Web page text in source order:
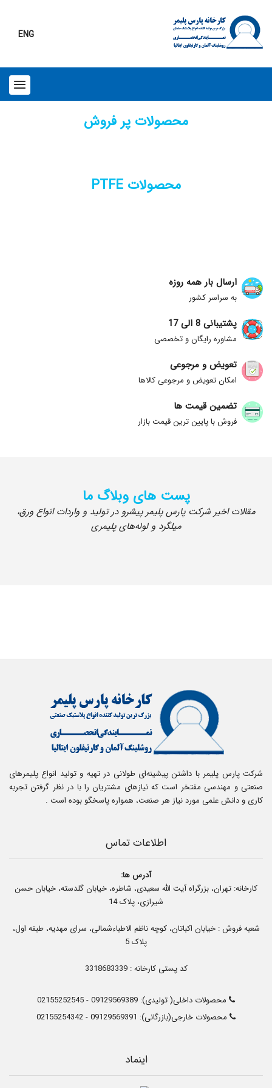
ENG
محصولات پر فروش
محصولات PTFE
ارسال بار همه روزه
به سراسر کشور
پشتیبانی 8 الی 17
مشاوره رایگان و تخصصی
تعویض و مرجوعی
امکان تعویض و مرجوعی کالاها
تضمین قیمت ها
فروش با پایین ترین قیمت بازار
پست های وبلاگ ما
مقالات اخیر شرکت پارس پلیمر پیشرو در تولید و واردات انواع ورق،
میلگرد و لوله‌های پلیمری
شرکت پارس پلیمر با داشتن پیشینه‌ای طولانی در تهیه و تولید انواع پلیمرهای
صنعتی و مهندسی مفتخر است که نیازهای مشتریان را با در نظر گرفتن تجربه
کاری و دانش علمی مورد نیاز هر صنعت، همواره پاسخگو بوده است .
اطلاعات تماس
آدرس ها:
کارخانه: تهران، بزرگراه آیت الله سعیدی، شاطره، خیابان گلدسته، خیابان حسن
شیرازی، پلاک 14
شعبه فروش : خیابان اکباتان، کوچه ناظم الاطباءشمالی، سرای مهدیه، طبقه اول،
پلاک 5
کد پستی کارخانه : 3318683339
محصولات داخلی( تولیدی): 09129569389
-
02155252545
محصولات خارجی(بازرگانی): 09129569391
-
02155254342
اینماد